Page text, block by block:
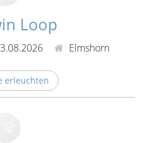
Loop
Elmshorn
erleuchten